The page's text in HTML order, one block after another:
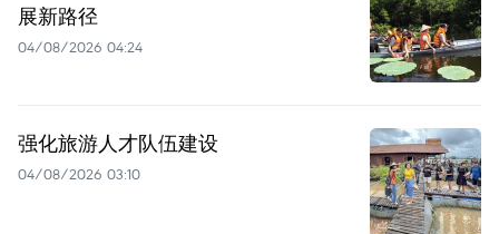
展新路径
04/08/2026 04:24
强化旅游人才队伍建设
04/08/2026 03:10